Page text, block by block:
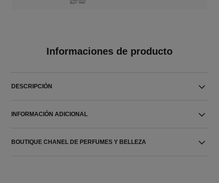
Informaciones de producto
DESCRIPCIÓN
INFORMACIÓN ADICIONAL
BOUTIQUE CHANEL DE PERFUMES Y BELLEZA